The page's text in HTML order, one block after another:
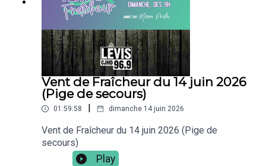
Vent de Fraîcheur du 14 juin 2026
(Pige de secours)
01:59:58 dimanche 14 juin 2026
Vent de Fraîcheur du 14 juin 2026 (Pige de
secours)
Play